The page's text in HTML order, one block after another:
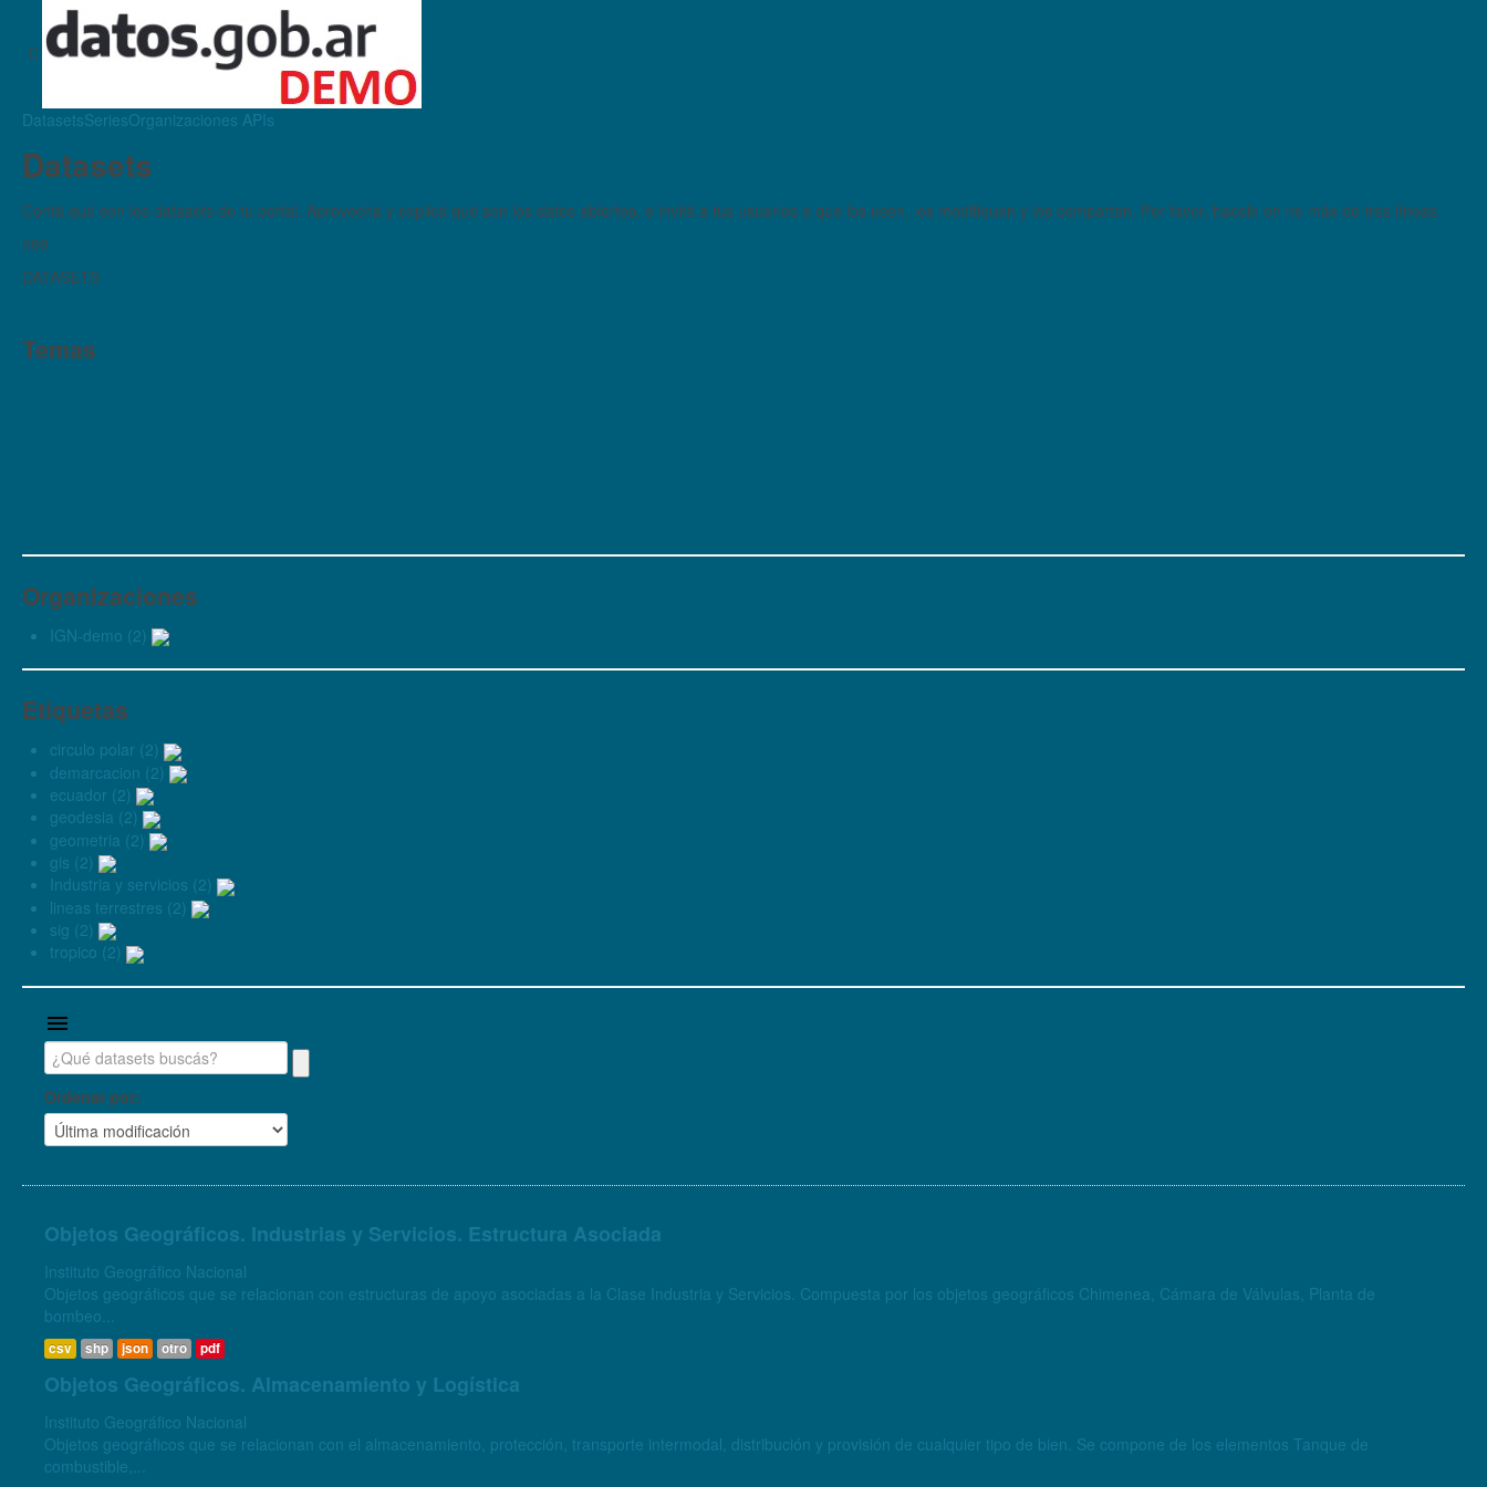
DatasetsSeriesOrganizaciones APIs
Datasets
Contá qué son los datasets de tu portal. Aprovechá y explicá qué son los datos abiertos, e invitá a tus usuarios a que los usen, los modifiquen y los compartan. Por favor, hacelo en no más de tres líneas.
308
DATASETS
Temas
Organizaciones
IGN-demo (2)
Etiquetas
circulo polar (2)
demarcacion (2)
ecuador (2)
geodesia (2)
geometria (2)
gis (2)
Industria y servicios (2)
lineas terrestres (2)
sig (2)
tropico (2)
Ordenar por
Objetos Geográficos. Industrias y Servicios. Estructura Asociada
Instituto Geográfico Nacional
Objetos geográficos que se relacionan con estructuras de apoyo asociadas a la Clase Industria y Servicios. Compuesta por los objetos geográficos Chimenea, Cámara de Válvulas, Planta de
bombeo...
csv shp json otro pdf
Objetos Geográficos. Almacenamiento y Logística
Instituto Geográfico Nacional
Objetos geográficos que se relacionan con el almacenamiento, protección, transporte intermodal, distribución y provisión de cualquier tipo de bien. Se compone de los elementos Tanque de
combustible,...